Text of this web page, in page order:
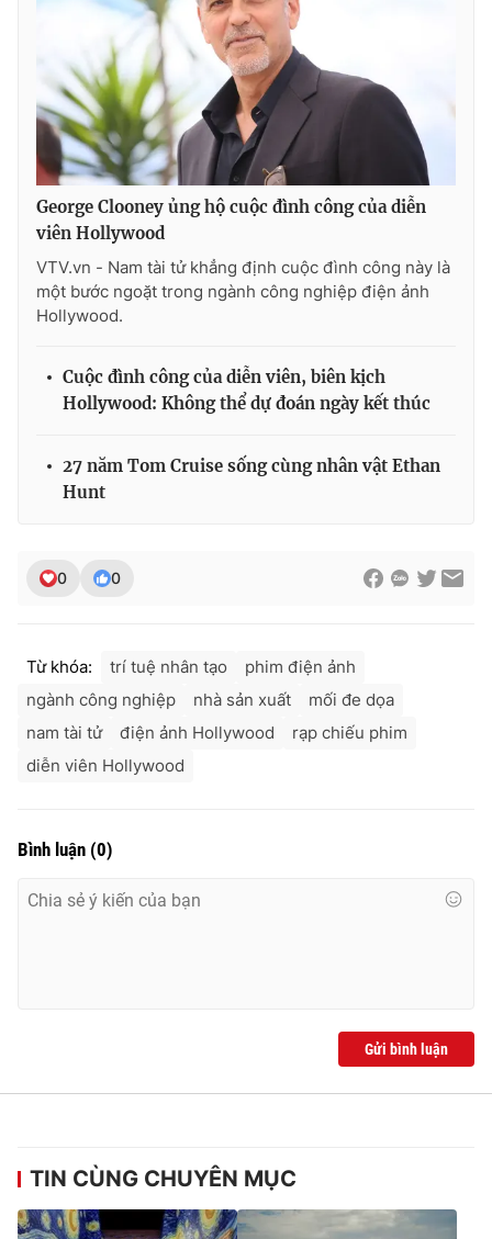
Ðiện thoại Thời báo VTV:024.66 897 897
toasoan@vtv.vn
Liên hệ quảng cáo: 024-7300.7108
® Cấm sao chép dưới mọi hình thức nếu không có sự chấp
thuận bằng văn bản. Ghi rõ nguồn VTV.vn khi phát hành lại
George Clooney ủng hộ cuộc đình công của diễn
viên Hollywood
VTV.vn - Nam tài tử khẳng định cuộc đình công này là
một bước ngoặt trong ngành công nghiệp điện ảnh
Hollywood.
Cuộc đình công của diễn viên, biên kịch
Hollywood: Không thể dự đoán ngày kết thúc
27 năm Tom Cruise sống cùng nhân vật Ethan
Hunt
0 0
Từ khóa: trí tuệ nhân tạo
phim điện ảnh
ngành công nghiệp
nhà sản xuất
mối đe dọa
nam tài tử
điện ảnh Hollywood
rạp chiếu phim
diễn viên Hollywood
Bình luận (0)
Gửi bình luận
TIN CÙNG CHUYÊN MỤC